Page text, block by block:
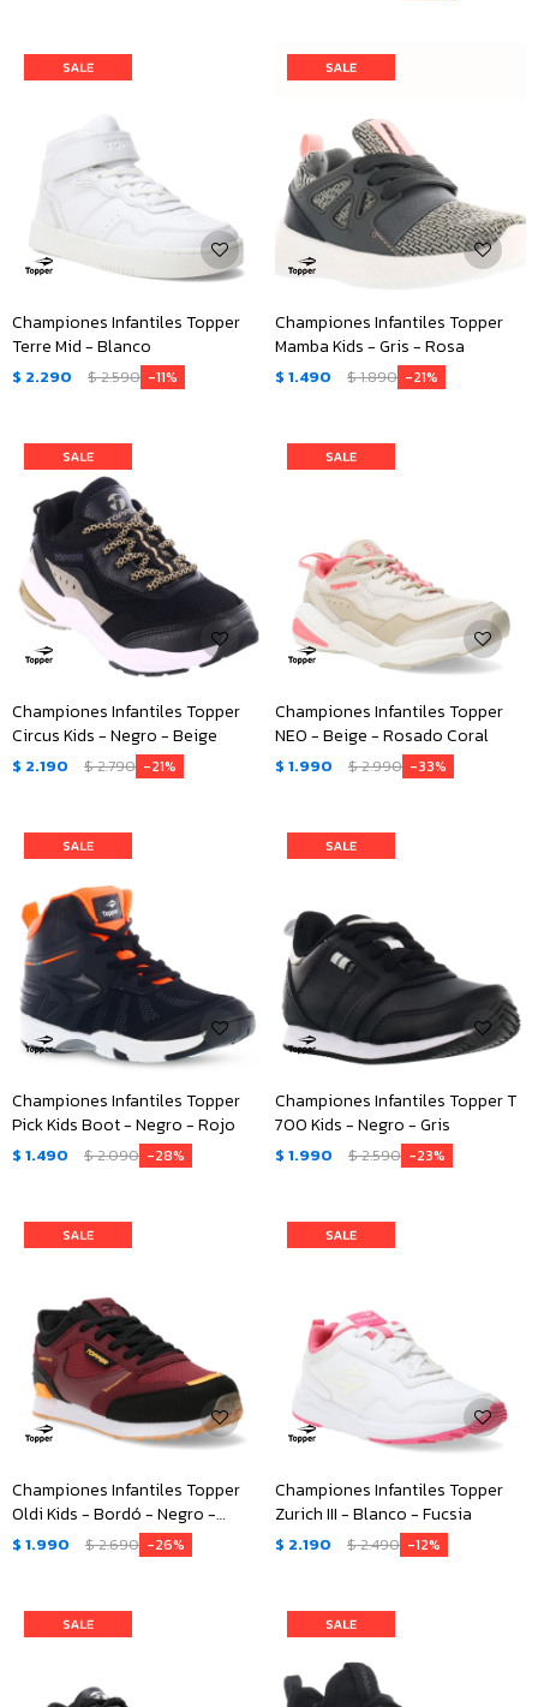
Championes Infantiles Topper
Terre Mid - Blanco
$ 2.290 $2.590 11
Championes Infantiles Topper
Mamba Kids - Gris - Rosa
$ 1.490 $1.890 21
Championes Infantiles Topper
Circus Kids - Negro - Beige
$ 2.190 $2.790 21
Championes Infantiles Topper
NEO - Beige - Rosado Coral
$ 1.990 $2.990 33
Championes Infantiles Topper
Pick Kids Boot - Negro - Rojo
$ 1.490 $2.090 28
Championes Infantiles Topper T
700 Kids - Negro - Gris
$ 1.990 $2.590 23
Championes Infantiles Topper
Oldi Kids - Bordó - Negro -
Anaranjado
$ 1.990 $2.690 26
Championes Infantiles Topper
Zurich III - Blanco - Fucsia
$ 2.190 $2.490 12